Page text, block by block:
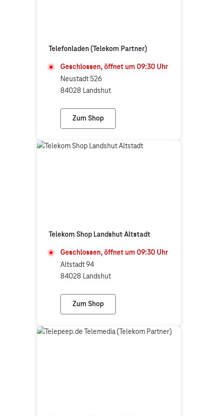
Telefonladen (Telekom Partner)
Geschlossen, öffnet um 09:30 Uhr
Neustadt 526
84028 Landshut
Zum Shop
Telefonladen (Telekom Partner)
Telekom Shop Landshut Altstadt
Geschlossen, öffnet um 09:30 Uhr
Altstadt 94
84028 Landshut
Zum Shop
Telekom Shop Landshut Altstadt